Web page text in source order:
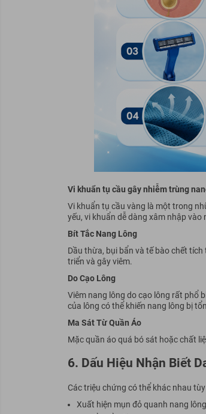
Vi khuẩn tụ cầu gây nhiễm trùng
Vi khuẩn tụ cầu vàng là một trong
yếu, vi khuẩn dễ dàng xâm nhập vào
Bít Tắc Nang Lông
Dầu thừa, bụi bẩn và tế bào chết
triển và gây viêm.
Do Cạo Lông
Viêm nang lông do cạo lông rất phổ
của lông có thể khiến nang lông bị
Ma Sát Từ Quần Áo
Mặc quần áo quá bó sát hoặc chất
6. Dấu Hiệu Nhận Biết
Các triệu chứng có thể khác nhau
Xuất hiện mụn đỏ quanh nang